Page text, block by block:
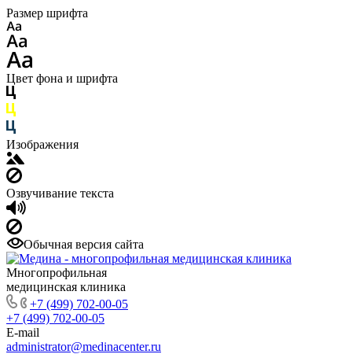
Размер шрифта
Цвет фона и шрифта
Изображения
Озвучивание текста
Обычная версия сайта
Многопрофильная
медицинская клиника
+7 (499) 702-00-05
+7 (499) 702-00-05
E-mail
administrator@medinacenter.ru